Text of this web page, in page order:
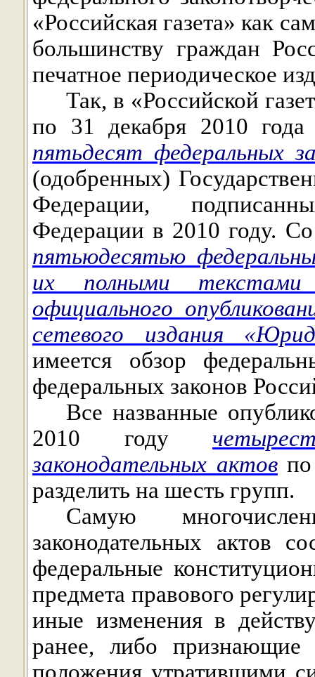
«Российская газета» как
большинству граждан
печатное периодическое
Так, в «Российской
по 31 декабря 2010
пятьдесят федеральных
(одобренных)
Федерации,
Федерации в 2010 году.
пятьюдесятью
их полными текстами
официального
сетевого издания
имеется обзор
федеральных законов
Все названные
2010 году
законодательных актовпо
разделить на шесть групп.
Самую
законодательных актов
федеральные
предмета правового
иные изменения в
ранее, либо